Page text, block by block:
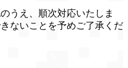
うえ、順次対応いたしま
ないことを予めご了承くだ